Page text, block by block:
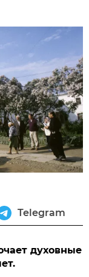
Telegram
духовные